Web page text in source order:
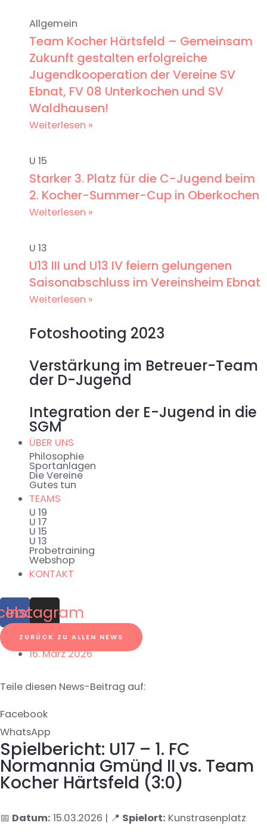
Allgemein
Team Kocher Härtsfeld – Gemeinsam
Zukunft gestalten erfolgreiche
Jugendkooperation der Vereine SV
Ebnat, FV 08 Unterkochen und SV
Waldhausen!
Weiterlesen »
U 15
Starker 3. Platz für die C-Jugend beim
2. Kocher-Summer-Cup in Oberkochen
Weiterlesen »
U 13
U13 III und U13 IV feiern gelungenen
Saisonabschluss im Vereinsheim Ebnat
Weiterlesen »
Fotoshooting 2023
Verstärkung im Betreuer-Team
der D-Jugend
Integration der E-Jugend in die
SGM
ÜBER UNS
Philosophie
Sportanlagen
Die Vereine
Gutes tun
TEAMS
U 19
U 17
U 15
U 13
Probetraining
Webshop
KONTAKT
Instagram
ZURÜCK ZU ALLEN NEWS
16. März 2026
Teile diesen News-Beitrag auf:
Facebook
WhatsApp
Spielbericht: U17 – 1. FC
Normannia Gmünd II vs. Team
Kocher Härtsfeld (3:0)
📅 Datum: 15.03.2026 | 📍 Spielort: Kunstrasenplatz